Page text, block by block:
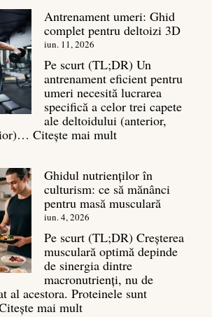
Antrenament umeri: Ghid
complet pentru deltoizi 3D
iun. 11, 2026
Pe scurt (TL;DR) Un
antrenament eficient pentru
umeri necesită lucrarea
specifică a celor trei capete
ale deltoidului (anterior,
Citește mai mult:
Ghid
complet
pentru
3D
Ghidul nutrienților în
culturism: ce să mănânci
pentru masă musculară
iun. 4, 2026
Pe scurt (TL;DR) Creșterea
musculară optimă depinde
de sinergia dintre
macronutrienți, nu de
al acestora. Proteinele sunt
mai mult: